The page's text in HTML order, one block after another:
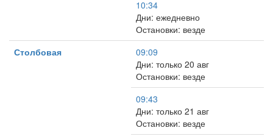
10:34
Дни: ежедневно
Остановки: везде
Столбовая
09:09
Дни: только 20 авг
Остановки: везде
09:43
Дни: только 21 авг
Остановки: везде